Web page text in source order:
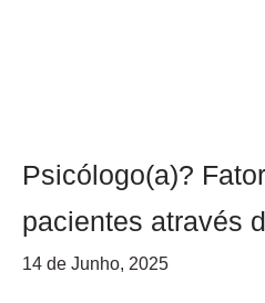
Psicólogo(a)?
pacientes através
14 de Junho, 2025